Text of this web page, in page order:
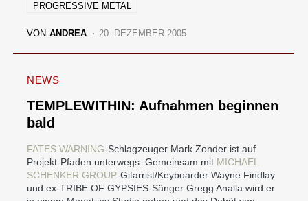
PROGRESSIVE METAL
VON ANDREA 20. DEZEMBER 2005
NEWS
TEMPLEWITHIN: Aufnahmen beginnen
bald
FATES WARNING-Schlagzeuger Mark Zonder ist auf
Projekt-Pfaden unterwegs. Gemeinsam mit MICHAEL
SCHENKER GROUP-Gitarrist/Keyboarder Wayne Findlay
und ex-TRIBE OF GYPSIES-Sänger Gregg Analla wird er